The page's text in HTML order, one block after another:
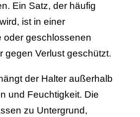
Ein Satz, der häufig
ist in einer
oder geschlossenen
gegen Verlust geschützt.
der Halter außerhalb
und Feuchtigkeit. Die
zu Untergrund,